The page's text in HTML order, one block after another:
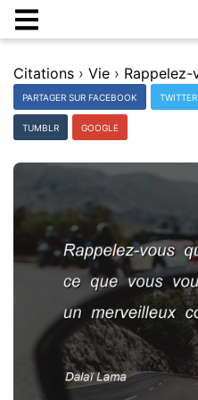
Citations › Vie ›
PARTAGER SUR FACEBOOK TWITTER
TUMBLR GOOGLE